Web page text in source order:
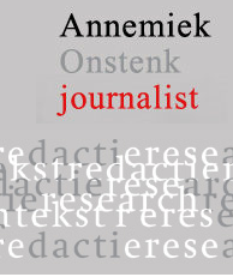
inhoud
eerste
sidebar
Annemiek
Onstenk
Journalist
tekst,
redactie
&
research